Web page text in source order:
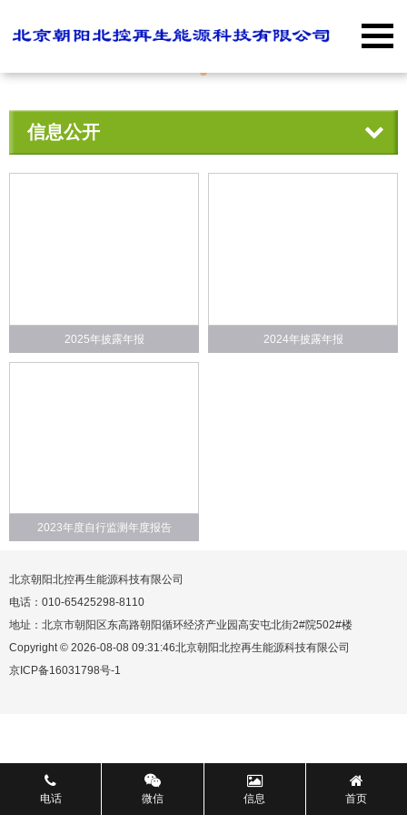
信息公开
2025年披露年报 2024年披露年报
2023年度自行监测年度报告
北京朝阳北控再生能源科技有限公司
电话：010-65425298-8110
地址：北京市朝阳区东高路朝阳循环经济产业园高安屯北街2#院502#楼
Copyright © 2026-08-08 09:31:46北京朝阳北控再生能源科技有限公司
京ICP备16031798号-1
电话 微信 信息 首页